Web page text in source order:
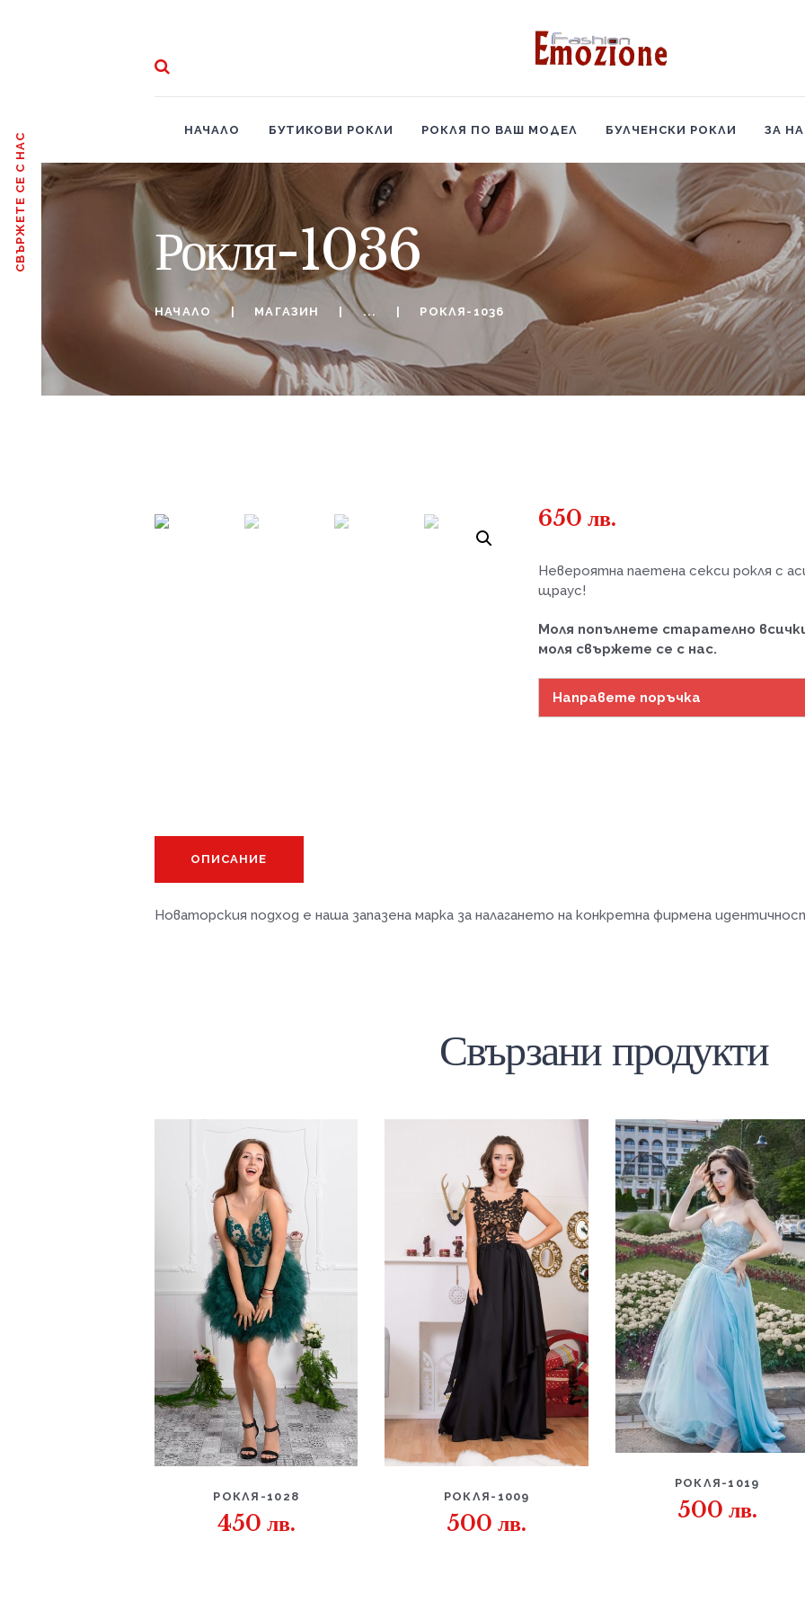
СВЪРЖЕТЕ СЕ С НАС
НАЧАЛО БУТИКОВИ РОКЛИ РОКЛЯ ПО ВАШ МОДЕЛ БУЛЧЕНСКИ РОКЛИ ЗА
Рокля-1036
НАЧАЛО МАГАЗИН ... РОКЛЯ-1036
БУТИКОВИ РОКЛИ
РОКЛЯ ПО ВАШ МОДЕЛ
БУЛЧЕНСКИ РОКЛИ
ЗА НАС
КОНТАКТИ
650 лв.
Невероятна паетена секси рокля с
щраус!
Моля попълнете старателно
моля свържете се с нас.
Направете поръчка
ОПИСАНИЕ
Новаторския подход е наша запазена марка за налагането на конкретна фирмена
Свързани продукти
РОКЛЯ-1028
450 лв.
РОКЛЯ-1009
500лв.
РОКЛЯ-1019
500 лв.